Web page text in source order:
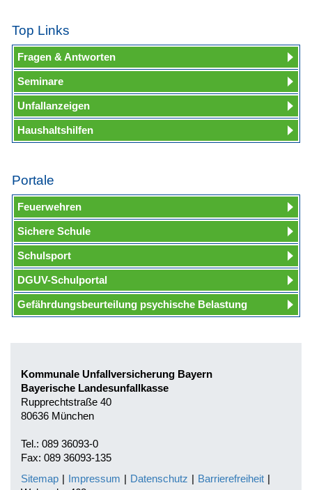
Top Links
Fragen & Antworten
Seminare
Unfallanzeigen
Haushaltshilfen
Portale
Feuerwehren
Sichere Schule
Schulsport
DGUV-Schulportal
Gefährdungsbeurteilung psychische Belastung
Kommunale Unfallversicherung Bayern
Bayerische Landesunfallkasse
Rupprechtstraße 40
80636 München
Tel.: 089 36093-0
Fax: 089 36093-135
Sitemap | Impressum | Datenschutz | Barrierefreiheit |